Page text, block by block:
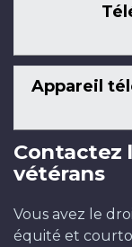
Appareil
Contactez
vétérans
Vous avez le
équité et